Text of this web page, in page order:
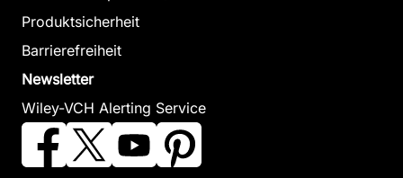
Produktsicherheit
Barrierefreiheit
Newsletter
Wiley-VCH Alerting Service